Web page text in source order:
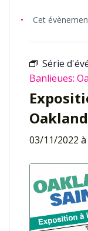
Cet
Série
Banlieues:
03/11/2022 à